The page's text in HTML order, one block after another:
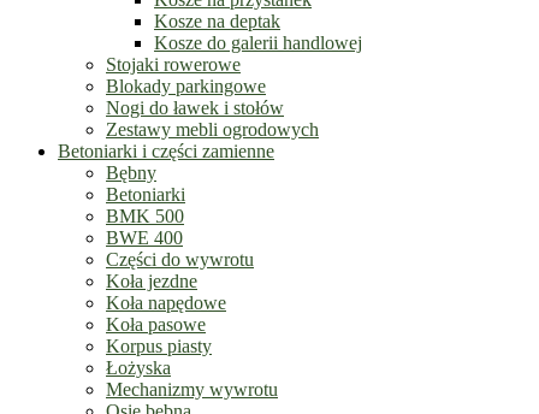
Kosze na deptak
Kosze do galerii handlowej
Stojaki rowerowe
Blokady parkingowe
Nogi do ławek i stołów
Zestawy mebli ogrodowych
Betoniarki i części zamienne
Bębny
Betoniarki
BMK 500
BWE 400
Części do wywrotu
Koła jezdne
Koła napędowe
Koła pasowe
Korpus piasty
Łożyska
Mechanizmy wywrotu